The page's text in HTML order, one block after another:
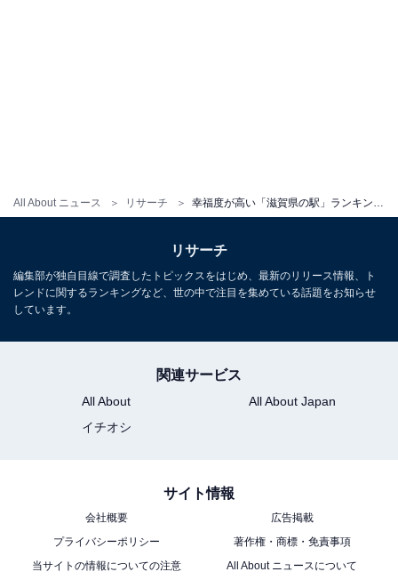
All About ニュース リサーチ
リサーチ
編集部が独自目線で調査したトピックスをはじめ、最新のリリース情報、ト
レンドに関するランキングなど、世の中で注目を集めている話題をお知らせ
しています。
関連サービス
All About
All About Japan
イチオシ
サイト情報
会社概要
広告掲載
プライバシーポリシー
著作権・商標・免責事項
当サイトの情報についての注意
All About ニュースについて